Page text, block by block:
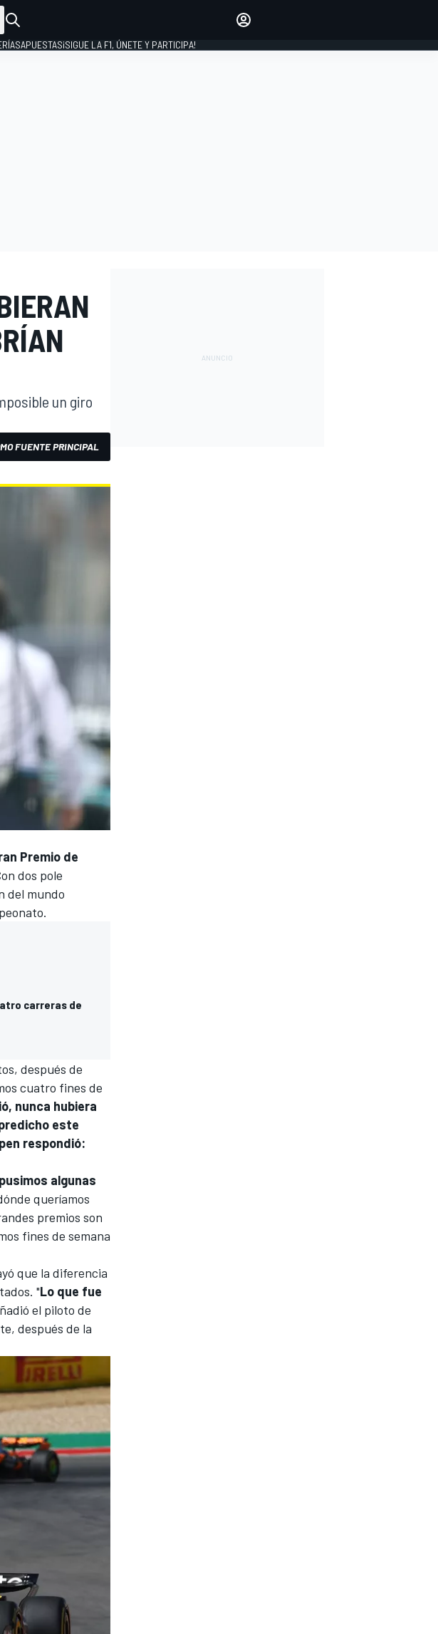
APUESTAS¡SIGUE LA F1, ÚNETE Y PARTICIPA!
un giro
FUENTE PRINCIPAL
Premio de
dos pole
del mundo
carreras de
después de
cuatro fines de
nunca hubiera
este
respondió:
algunas
queríamos
premios son
fines de semana
que la diferencia
"Lo que fue
el piloto de
después de la